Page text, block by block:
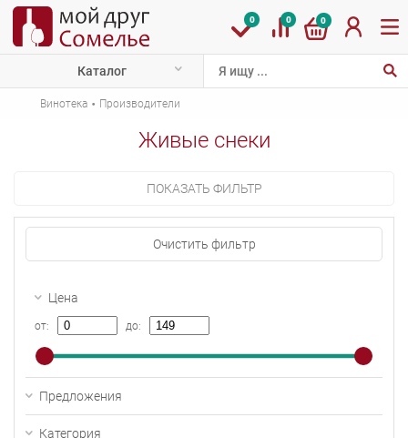
0 0 0
Каталог
Винотека · Производители
Живые снеки
ПОКАЗАТЬ ФИЛЬТР
Очистить фильтр
Цена
от: до:
Предложения
Категория